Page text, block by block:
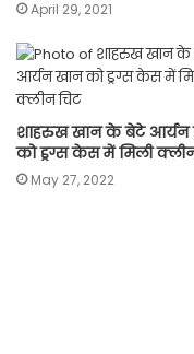
April 29, 2021
शाहरुख खान के बेटे आर्यन
को ड्रग्स केस में मिली
May 27, 2022